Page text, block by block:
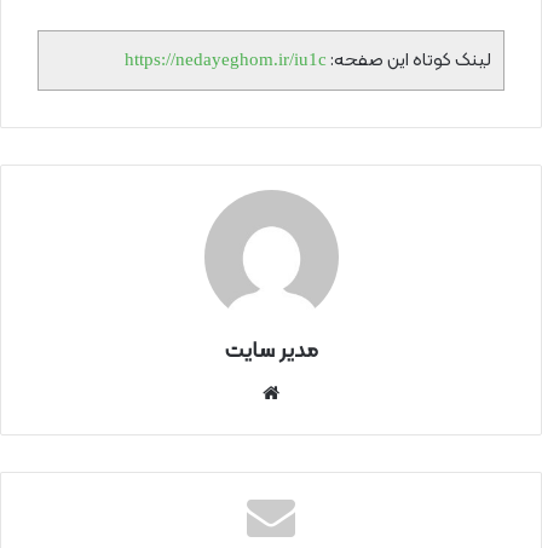
لینک کوتاه این صفحه: https://nedayeghom.ir/iu1c
مدیر سایت
نتی